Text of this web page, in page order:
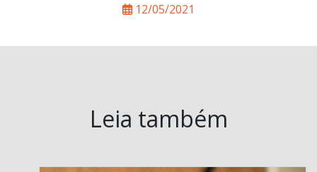
12/05/2021
Leia também